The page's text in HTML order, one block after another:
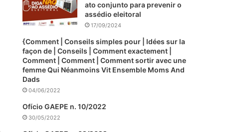
ato conjunto para prevenir o
assédio eleitoral
17/09/2024
{Comment | Conseils simples pour | Idées sur la
façon de | Conseils | Comment exactement |
Comment | Comment | Comment sortir avec une
femme Qui Néanmoins Vit Ensemble Moms And
Dads
04/06/2022
Ofício GAEPE n. 10/2022
30/05/2022